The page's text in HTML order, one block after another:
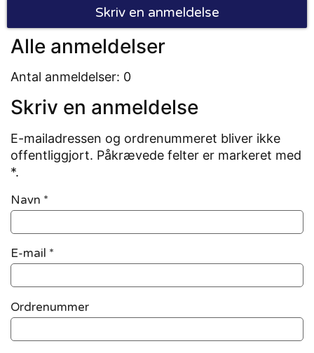
Skriv en anmeldelse
Alle anmeldelser
Antal anmeldelser: 0
Skriv en anmeldelse
E-mailadressen og ordrenummeret bliver ikke
offentliggjort. Påkrævede felter er markeret med
*.
Navn *
E-mail *
Ordrenummer